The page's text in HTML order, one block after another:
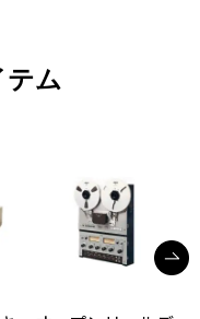
テム